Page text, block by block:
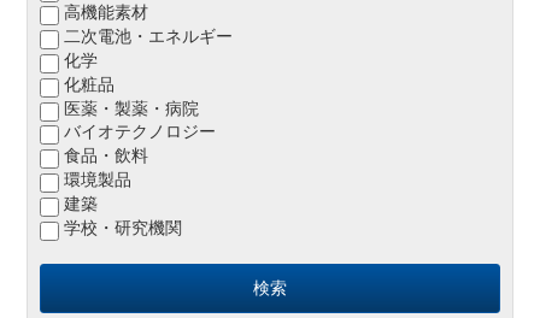
高機能素材
二次電池・エネルギー
化学
化粧品
医薬・製薬・病院
バイオテクノロジー
食品・飲料
環境製品
建築
学校・研究機関